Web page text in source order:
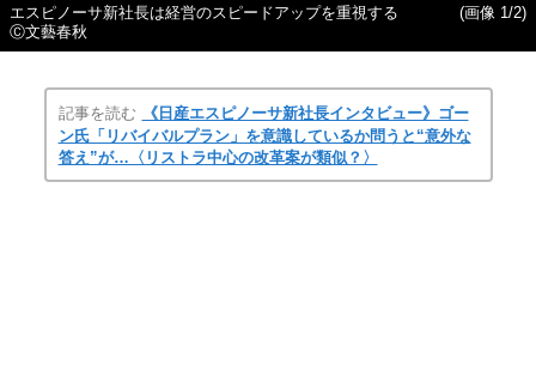
エスピノーサ新社長は経営のスピードアップを重視する
Ⓒ文藝春秋
(画像 1/2)
記事を読む
《日産エスピノーサ新社長インタビュー》ゴー
ン氏「リバイバルプラン」を意識しているか問うと“意外な
答え”が…〈リストラ中心の改革案が類似？〉